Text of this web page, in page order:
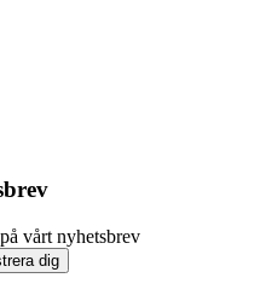
vårt nyhetsbrev
dig